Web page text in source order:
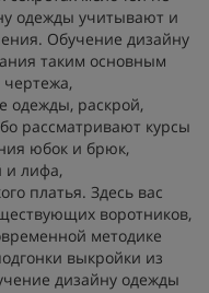
одежды учитывают и
Обучение дизайну
таким основным
одежды, раскрой,
рассматривают курсы
юбок и брюк,
и лифа,
платья. Здесь вас
воротников,
методике
выкройки из
дизайну одежды